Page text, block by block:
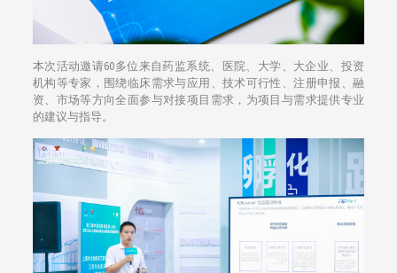
本次活动邀请60多位来自药监系统、医院、大学、大企业、投资
机构等专家，围绕临床需求与应用、技术可行性、注册申报、融
资、市场等方向全面参与对接项目需求，为项目与需求提供专业
的建议与指导。